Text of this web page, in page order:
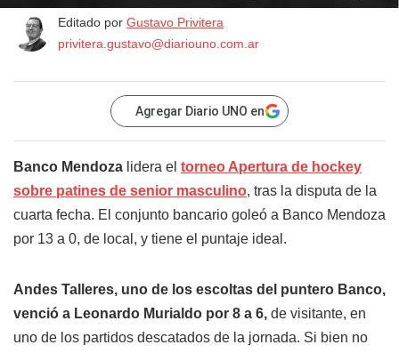
Editado por Gustavo Privitera
privitera.gustavo@diariouno.com.ar
Agregar Diario UNO en
Banco Mendoza lidera el torneo Apertura de hockey
sobre patines de senior masculino, tras la disputa de la
cuarta fecha. El conjunto bancario goleó a Banco Mendoza
por 13 a 0, de local, y tiene el puntaje ideal.
Andes Talleres, uno de los escoltas del puntero Banco,
venció a Leonardo Murialdo por 8 a 6, de visitante, en
uno de los partidos descatados de la jornada. Si bien no